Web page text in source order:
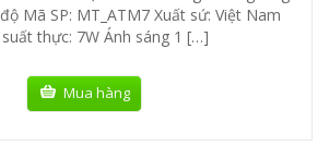
Mã SP: MT_ATM7 Xuất sứ: Việt Nam
thực: 7W Ánh sáng 1 […]
Mua hàng